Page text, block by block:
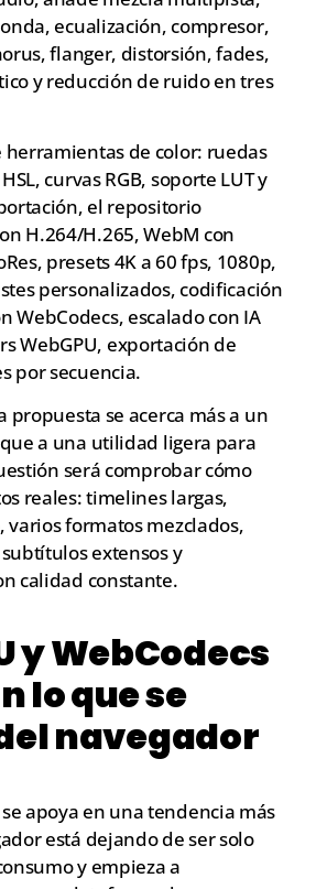
ecualización, compresor,
flanger, distorsión, fades,
y reducción de ruido en tres
de color: ruedas
curvas RGB, soporte LUT y
el repositorio
H.264/H.265, WebM con
presets 4K a 60 fps, 1080p,
personalizados, codificación
WebCodecs, escalado con IA
WebGPU, exportación de
por secuencia.
propuesta se acerca más a un
a una utilidad ligera para
será comprobar cómo
reales: timelines largas,
formatos mezclados,
extensos y
calidad constante.
y WebCodecs
lo que se
navegador
apoya en una tendencia más
está dejando de ser solo
y empieza a